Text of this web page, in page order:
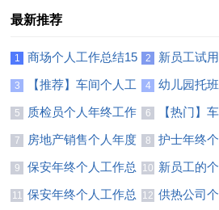
最新推荐
1
商场个人工作总结15
篇
2
新员工试
作总结集合15
3
【推荐】车间个人工
作总结
4
幼儿园托
总结(通用14
5
质检员个人年终工作
总结集合12篇
6
【热门】
作总结
7
房地产销售个人年度
工作总结合集15篇
8
护士年终
结【热】
9
保安年终个人工作总
结合集15篇
10 新员工的
11
保安年终个人工作总
12 供热公司